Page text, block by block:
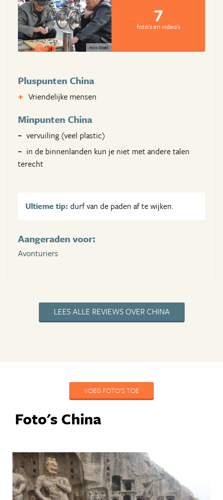
nico kloek
7
foto's en video's
Pluspunten China
Vriendelijke mensen
Minpunten China
vervuiling (veel plastic)
in de binnenlanden kun je niet met andere talen
terecht
Ultieme tip: durf van de paden af te wijken.
Aangeraden voor:
Avonturiers
LEES ALLE REVIEWS OVER CHINA
VOEG FOTO'S TOE
Foto's China